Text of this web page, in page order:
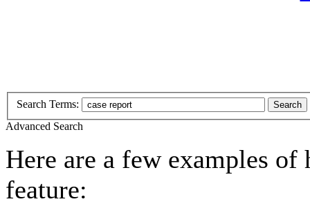
Search Terms: Search
Advanced Search
Here are a few examples of
feature: